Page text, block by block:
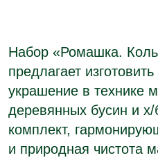
Набор «Ромашка.
предлагает
украшение в технике
деревянных бусин и
комплект,
и природная чистота